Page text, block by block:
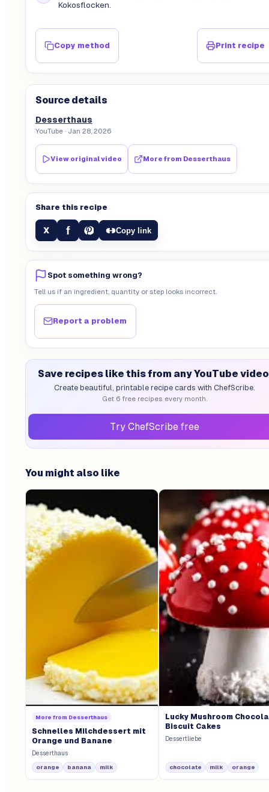
Kokosflocken.
Copy method Print recipe
Source details
Desserthaus
YouTube· Jan 28, 2026
View original video More from Desserthaus
Share this recipe
X f Copy link
Spot something wrong?
Tell us if an ingredient, quantity or step looks incorrect.
Report a problem
Save recipes like this from any YouTube video
Create beautiful, printable recipe cards with ChefScribe.
Get 6 free recipes every month.
Try ChefScribe free
You might also like
More from Desserthaus
Schnelles Milchdessert mit
Orange und Banane
Desserthaus
orange banana milk
Lucky Mushroom
Biscuit Cakes
Dessertliebe
chocolate milk orange